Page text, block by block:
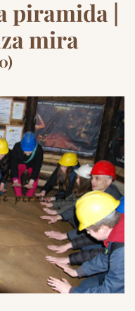
piramida |
mira